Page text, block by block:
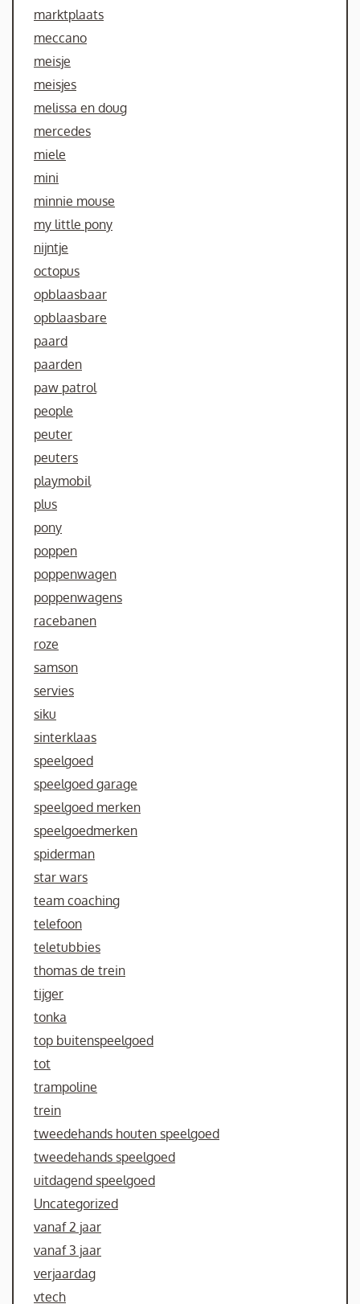
marktplaats
meccano
meisje
meisjes
melissa en doug
mercedes
miele
mini
minnie mouse
my little pony
nijntje
octopus
opblaasbaar
opblaasbare
paard
paarden
paw patrol
people
peuter
peuters
playmobil
plus
pony
poppen
poppenwagen
poppenwagens
racebanen
roze
samson
servies
siku
sinterklaas
speelgoed
speelgoed garage
speelgoed merken
speelgoedmerken
spiderman
star wars
team coaching
telefoon
teletubbies
thomas de trein
tijger
tonka
top buitenspeelgoed
tot
trampoline
trein
tweedehands houten speelgoed
tweedehands speelgoed
uitdagend speelgoed
Uncategorized
vanaf 2 jaar
vanaf 3 jaar
verjaardag
vtech